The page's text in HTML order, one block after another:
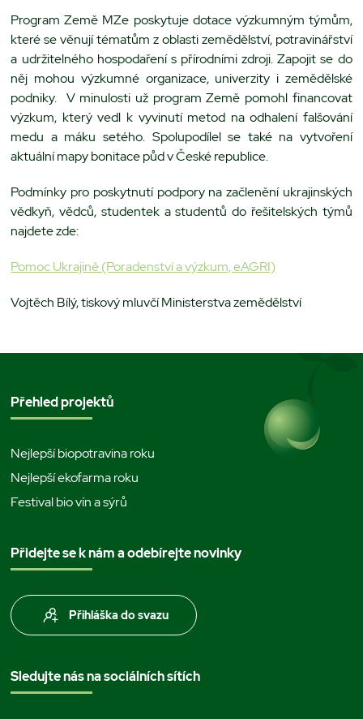
Program Země MZe poskytuje dotace výzkumným týmům,
které se věnují tématům z oblasti zemědělství, potravinářství
a udržitelného hospodaření s přírodními zdroji. Zapojit se do
něj mohou výzkumné organizace, univerzity i zemědělské
podniky. V minulosti už program Země pomohl financovat
výzkum, který vedl k vyvinutí metod na odhalení falšování
medu a máku setého. Spolupodílel se také na vytvoření
aktuální mapy bonitace půd v České republice.
Podmínky pro poskytnutí podpory na začlenění ukrajinských
vědkyň, vědců, studentek a studentů do řešitelských týmů
najdete zde:
Pomoc Ukrajině (Poradenství a výzkum, eAGRI)
Vojtěch Bílý, tiskový mluvčí Ministerstva zemědělství
Přehled projektů
Nejlepší biopotravina roku
Nejlepší ekofarma roku
Festival bio vín a sýrů
Přidejte se k nám a odebírejte novinky
Přihláška do svazu
Sledujte nás na sociálních sítích